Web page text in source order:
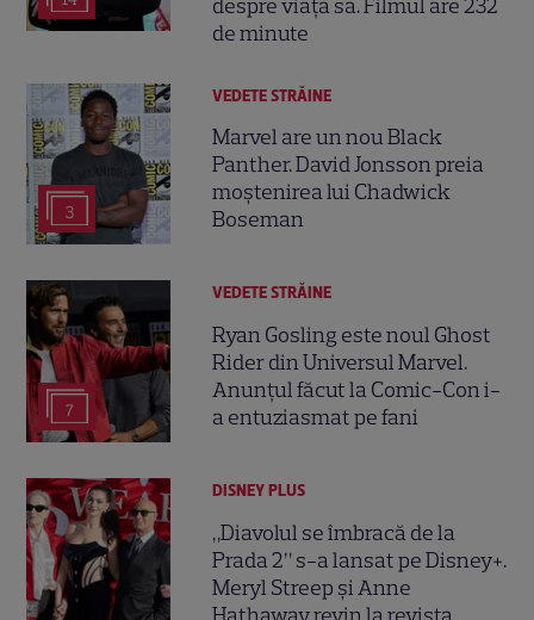
despre viața sa. Filmul are 232
de minute
3
VEDETE STRĂINE
Marvel are un nou Black
Panther. David Jonsson preia
moștenirea lui Chadwick
Boseman
7
VEDETE STRĂINE
Ryan Gosling este noul Ghost
Rider din Universul Marvel.
Anunțul făcut la Comic-Con i-
a entuziasmat pe fani
DISNEY PLUS
„Diavolul se îmbracă de la
Prada 2” s-a lansat pe Disney+.
Meryl Streep și Anne
Hathaway revin la revista